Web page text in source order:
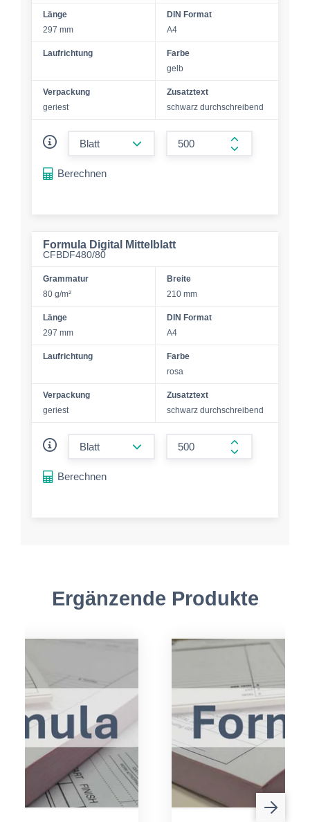
Länge
297 mm
DIN Format
A4
Laufrichtung
Farbe
gelb
Verpackung
geriest
Zusatztext
schwarz durchschreibend
form.increase-
Berechnen
Formula Digital Mittelblatt
CFBDF480/80
Grammatur
80 g/m²
Breite
210 mm
Länge
297 mm
DIN Format
A4
Laufrichtung
Farbe
rosa
Verpackung
geriest
Zusatztext
schwarz durchschreibend
form.increase-
Berechnen
Ergänzende Produkte